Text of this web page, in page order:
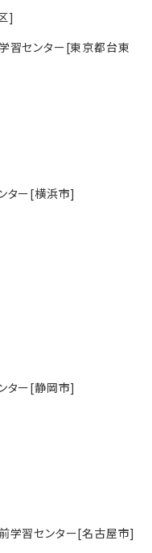
]
習センター[東京都台東
ター[横浜市]
ター[静岡市]
学習センター[名古屋市]